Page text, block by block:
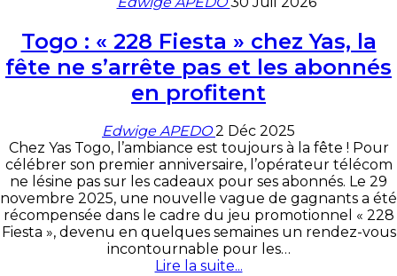
Togo : « 228 Fiesta » chez Yas, la
fête ne s’arrête pas et les abonnés
en profitent
Edwige APEDO2 Déc 2025
Chez Yas Togo, l’ambiance est toujours à la fête ! Pour
célébrer son premier anniversaire, l’opérateur télécom
ne lésine pas sur les cadeaux pour ses abonnés. Le 29
novembre 2025, une nouvelle vague de gagnants a été
récompensée dans le cadre du jeu promotionnel « 228
Fiesta », devenu en quelques semaines un rendez-vous
incontournable pour les…
Lire la suite...